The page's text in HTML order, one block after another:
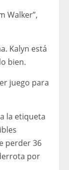
Walker”,
Kalyn está
bien.
juego para
la etiqueta
perder 36
por